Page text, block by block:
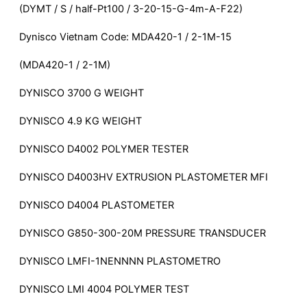
(DYMT / S / half-Pt100 / 3-20-15-G-4m-A-F22)
Dynisco Vietnam Code: MDA420-1 / 2-1M-15
(MDA420-1 / 2-1M)
DYNISCO 3700 G WEIGHT
DYNISCO 4.9 KG WEIGHT
DYNISCO D4002 POLYMER TESTER
DYNISCO D4003HV EXTRUSION PLASTOMETER MFI
DYNISCO D4004 PLASTOMETER
DYNISCO G850-300-20M PRESSURE TRANSDUCER
DYNISCO LMFI-1NENNNN PLASTOMETRO
DYNISCO LMI 4004 POLYMER TEST